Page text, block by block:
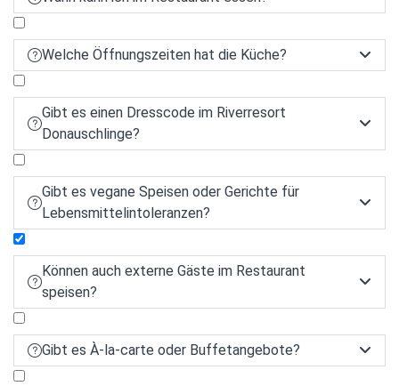
Welche Öffnungszeiten hat die Küche? 

Gibt es einen Dresscode im Riverresort
Donauschlinge?


Gibt es vegane Speisen oder Gerichte für
Lebensmittelintoleranzen?


Können auch externe Gäste im Restaurant
speisen?

Ja, externe Gäste sind herzlich willkommen im
Restaurant. Wir empfehlen jedoch eine
Gibt es À-la-carte oder Buffetangebote? 